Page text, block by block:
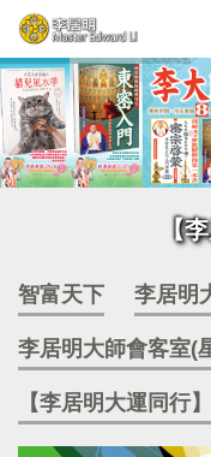
【
智富天下 李居明
李居明大師會客室(
【李居明大運同行】